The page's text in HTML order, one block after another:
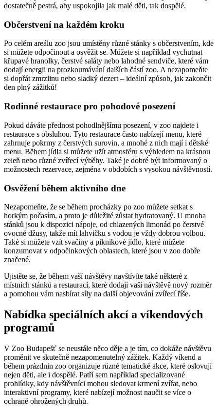
dostatečně pestrá, aby uspokojila jak malé děti, tak dospělé.
Občerstvení na každém kroku
Po celém areálu zoo jsou umístěny různé stánky s občerstvením, kde
si můžete odpočinout a osvěžit se. Můžete si například vychutnat
křupavé hranolky, čerstvé saláty nebo lahodné sendviče, které vám
dodají energii na prozkoumávání dalších částí zoo. A nezapomeňte
si dopřát zmrzlinu nebo sladký dezert – ideální způsob, jak zakončit
den plný zážitků!
Rodinné restaurace pro pohodové posezení
Pokud dáváte přednost pohodlnějšímu posezení, v zoo najdete i
restaurace s obsluhou. Tyto restaurace často nabízejí menu, které
zahrnuje pokrmy z čerstvých surovin, a mnohé z nich mají i dětské
menu. Během jídla si můžete užít atmosféru s výhledem na krásnou
zeleň nebo různé zvířecí výběhy. Také je dobré být informovaný o
možnostech rezervace, zejména v obdobích s vysokou návštěvností.
Osvěžení během aktivního dne
Nezapomeňte, že se během procházky po zoo můžete setkat s
horkým počasím, a proto je důležité zůstat hydratovaný. U mnoha
stánků jsou k dispozici nápoje, od chlazených limonád po čerstvé
ovocné džusy, takže mít lahvičku s vodou je vždy dobrou volbou.
Také si můžete vzít svačiny a piknikové jídlo, které můžete
konzumovat v odpočinkových oblastech, které jsou v zoo dobře
značené.
Ujistěte se, že během vaší návštěvy navštívíte také některé z
místních stánků a restaurací, které dodají vaší návštěvě nový rozměr
a pomohou vám nasbírat síly na další objevování zvířecí říše.
Nabídka speciálních akcí a víkendových
programů
V Zoo Budapešť se neustále něco děje a je tím, co dokáže návštěvu
proměnit ve skutečně nezapomenutelný zážitek. Každý víkend a
během prázdnin zoo organizuje různé tematické akce, které oslovují
nejen děti, ale i dospělé. Patří sem například specializované
prohlídky, kdy návštěvníci mohou sledovat krmení zvířat, nebo
interaktivní programy, které nabízejí možnost naučit se více o
ochraně ohrožených druhů.